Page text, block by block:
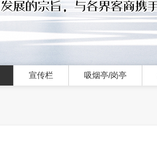
宣传栏 吸烟亭/岗亭